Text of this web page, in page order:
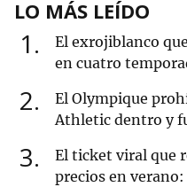
LO MÁS LEÍDO
1
El exrojiblanco
en cuatro
2
El Olympique
Athletic dentro y
3
El ticket viral que
precios en